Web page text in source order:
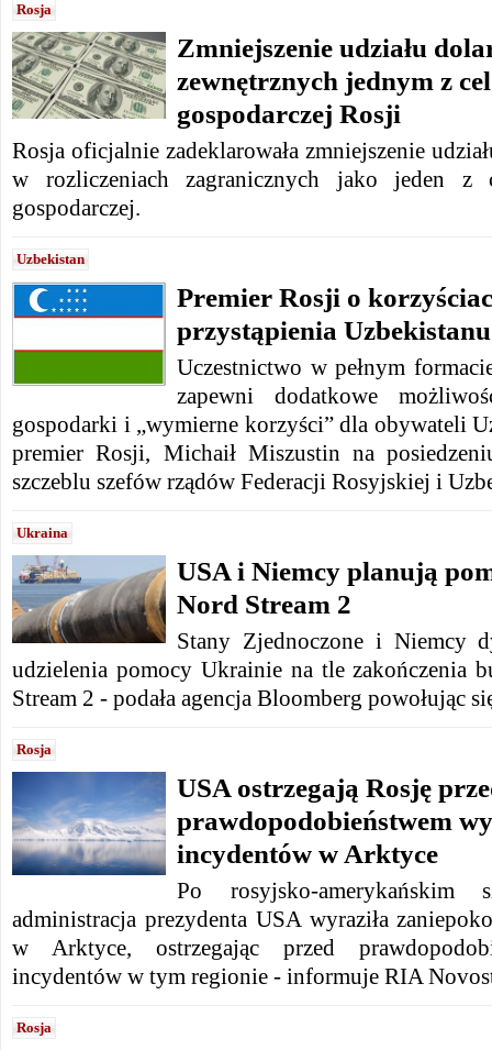
Rosja
Zmniejszenie udziału
zewnętrznych jednym z
gospodarczej Rosji
Rosja oficjalnie zadeklarowała zmniejszenie
w rozliczeniach zagranicznych jako jeden
gospodarczej.
Uzbekistan
Premier Rosji o
przystąpienia
Uczestnictwo w pełnym
zapewni dodatkowe
gospodarki i „wymierne korzyści” dla obywateli
premier Rosji, Michaił Miszustin na
szczeblu szefów rządów Federacji Rosyjskiej i
Ukraina
USA i Niemcy planują
Nord Stream 2
Stany Zjednoczone i Niemcy
udzielenia pomocy Ukrainie na tle zakończenia
Stream 2 - podała agencja Bloomberg powołując
Rosja
USA ostrzegają Rosję
prawdopodobieństwem
incydentów w Arktyce
Po rosyjsko-amerykańskim
administracja prezydenta USA wyraziła
w Arktyce, ostrzegając przed
incydentów w tym regionie - informuje RIA
Rosja